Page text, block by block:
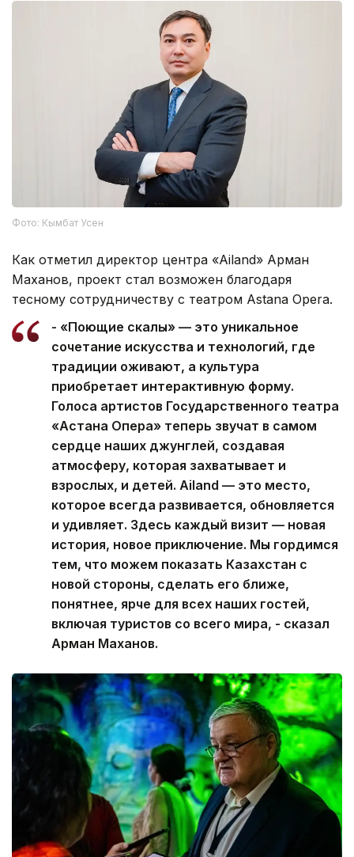
Фото: Кымбат Усен
Как отметил директор центра «Ailand» Арман
Маханов, проект стал возможен благодаря
тесному сотрудничеству с театром Astana Opera.
- «Поющие скалы» — это уникальное
сочетание искусства и технологий, где
традиции оживают, а культура
приобретает интерактивную форму.
Голоса артистов Государственного театра
«Астана Опера» теперь звучат в самом
сердце наших джунглей, создавая
атмосферу, которая захватывает и
взрослых, и детей. Ailand — это место,
которое всегда развивается, обновляется
и удивляет. Здесь каждый визит — новая
история, новое приключение. Мы гордимся
тем, что можем показать Казахстан с
новой стороны, сделать его ближе,
понятнее, ярче для всех наших гостей,
включая туристов со всего мира, - сказал
Арман Маханов.